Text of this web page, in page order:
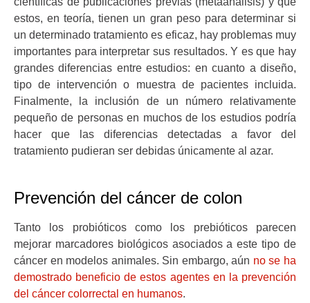
estos, en teoría, tienen un gran peso para determinar si
un determinado tratamiento es eficaz, hay problemas muy
importantes para interpretar sus resultados. Y es que hay
grandes diferencias entre estudios: en cuanto a diseño,
tipo de intervención o muestra de pacientes incluida.
Finalmente, la inclusión de un número relativamente
pequeño de personas en muchos de los estudios podría
hacer que las diferencias detectadas a favor del
tratamiento pudieran ser debidas únicamente al azar.
Prevención del cáncer de colon
Tanto los probióticos como los prebióticos parecen
mejorar marcadores biológicos asociados a este tipo de
cáncer en modelos animales. Sin embargo, aún no se ha
demostrado beneficio de estos agentes en la prevención
del cáncer colorrectal en humanos.